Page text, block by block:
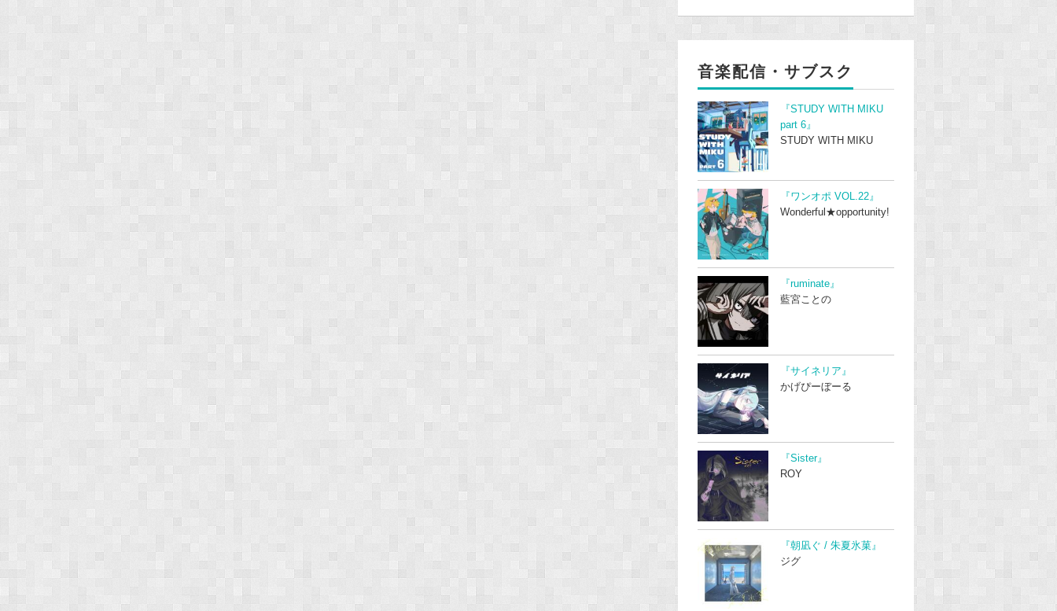
音楽配信・サブスク
『STUDY WITH MIKU
part 6』
STUDY WITH MIKU
『ワンオポ VOL.22』
Wonderful★opportunity!
『ruminate』
藍宮ことの
『サイネリア』
かげぴーぼーる
『Sister』
ROY
『朝凪ぐ / 朱夏氷菓』
ジグ